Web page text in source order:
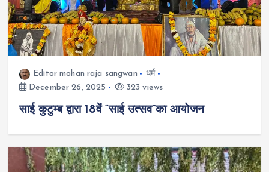
Editor mohan raja sangwan
धर्म
December 26, 2025
323 views
साई कुटुम्ब द्वारा 18वें “साई उत्सव”का आयोजन